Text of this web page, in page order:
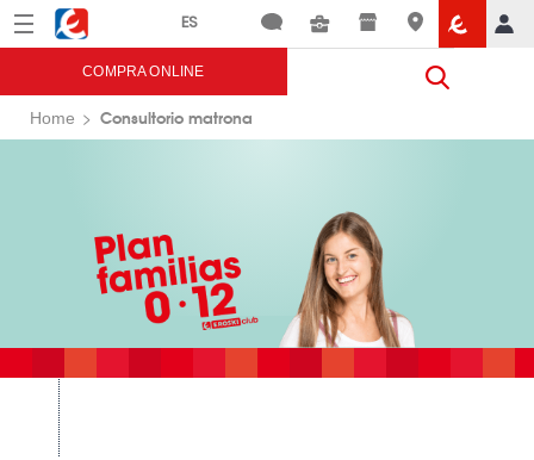
Menú Eroski
COMPRA ONLINE
Home Consultorio matrona